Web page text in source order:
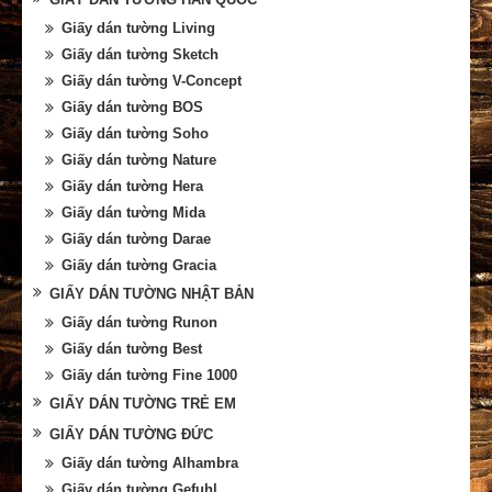
Giấy dán tường Living
Giấy dán tường Sketch
Giấy dán tường V-Concept
Giấy dán tường BOS
Giấy dán tường Soho
Giấy dán tường Nature
Giấy dán tường Hera
Giấy dán tường Mida
Giấy dán tường Darae
Giấy dán tường Gracia
GIẤY DÁN TƯỜNG NHẬT BẢN
Giấy dán tường Runon
Giấy dán tường Best
Giấy dán tường Fine 1000
GIẤY DÁN TƯỜNG TRẺ EM
GIẤY DÁN TƯỜNG ĐỨC
Giấy dán tường Alhambra